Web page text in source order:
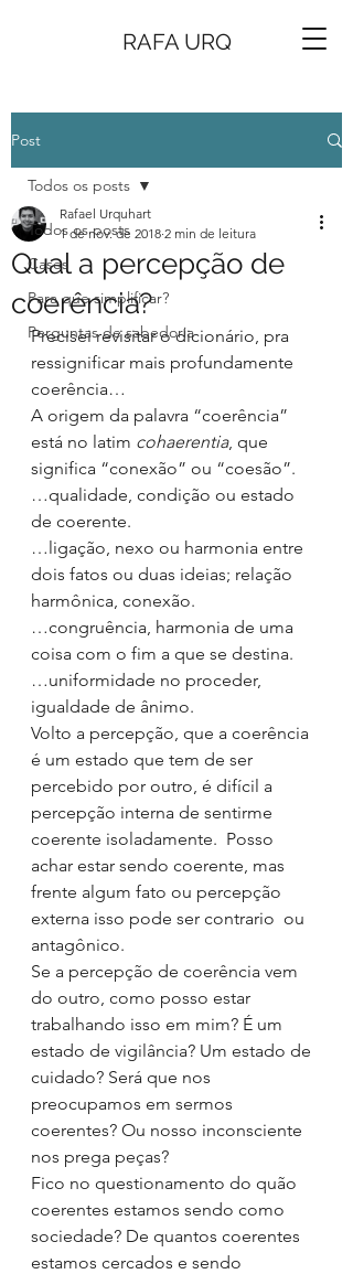
RAFA URQ
Post
Todos os posts
Cases
Para que simplificar?
Perguntas de sabedoria
Todos os posts
Qual a percepção de
coerência?
Rafael Urquhart
1 de nov. de 2018 2 min de leitura
Precisei revisitar o dicionário, pra
ressignificar mais profundamente
coerência…
A origem da palavra “coerência”
está no latim cohaerentia, que
significa “conexão” ou “coesão”.
…qualidade, condição ou estado
de coerente.
…ligação, nexo ou harmonia entre
dois fatos ou duas ideias; relação
harmônica, conexão.
…congruência, harmonia de uma
coisa com o fim a que se destina.
…uniformidade no proceder,
igualdade de ânimo.
Volto a percepção, que a coerência
é um estado que tem de ser
percebido por outro, é difícil a
percepção interna de sentirme
coerente isoladamente.  Posso
achar estar sendo coerente, mas
frente algum fato ou percepção
externa isso pode ser contrario  ou
antagônico.
Se a percepção de coerência vem
do outro, como posso estar
trabalhando isso em mim? É um
estado de vigilância? Um estado de
cuidado? Será que nos
preocupamos em sermos
coerentes? Ou nosso inconsciente
nos prega peças?
Fico no questionamento do quão
coerentes estamos sendo como
sociedade? De quantos coerentes
estamos cercados e sendo